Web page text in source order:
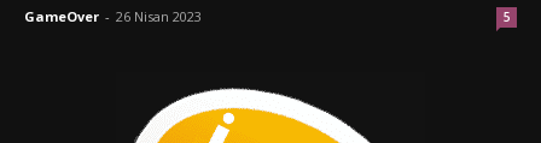
GameOver - 26 Nisan 2023 5